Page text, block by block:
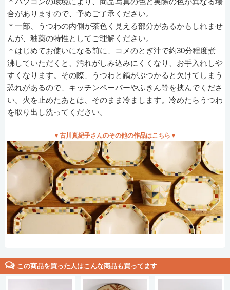
合がありますので、予めご了承ください。
＊一部、うつわの内側が茶色く見える部分があるかもしれませ
んが、釉薬の特性としてご理解ください。
＊はじめてお使いになる前に、コメのとぎ汁で約30分程度煮
沸していただくと、汚れがしみ込みにくくなり、お手入れしや
すくなります。その際、うつわと鍋がぶつかると欠けてしまう
恐れがあるので、キッチンペーパーやふきん等を挟んでくださ
い。火を止めたあとは、そのまま冷まします。冷めたらうつわ
を取り出し洗ってください。
▼古川真紀子さんのその他の作品はこちら▼
この商品を買った人はこんな商品も買ってます